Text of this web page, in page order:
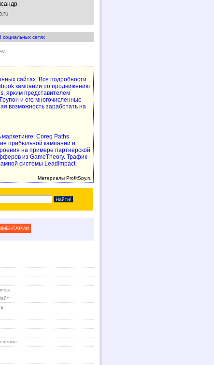
социальных сетях
сайтах. Все подробности
кампании по продвижению
ярким представителем
и его многочисленные
возможность заработать на
Coreg Paths.
прибыльной кампании и
на примере партнерской
из GameTheory. Трафик -
системы LeadImpact.
Материалы ProfitSpy.ru